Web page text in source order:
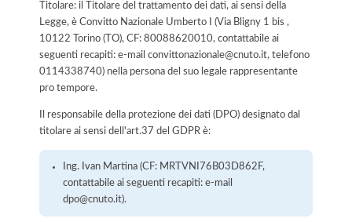
Titolare: il Titolare del trattamento dei dati, ai sensi della
Legge, è Convitto Nazionale Umberto I (Via Bligny 1 bis ,
10122 Torino (TO), CF: 80088620010, contattabile ai
seguenti recapiti: e-mail convittonazionale@cnuto.it, telefono
0114338740) nella persona del suo legale rappresentante
pro tempore.
Il responsabile della protezione dei dati (DPO) designato dal
titolare ai sensi dell'art.37 del GDPR è:
Ing. Ivan Martina (CF: MRTVNI76B03D862F,
contattabile ai seguenti recapiti: e-mail
dpo@cnuto.it).